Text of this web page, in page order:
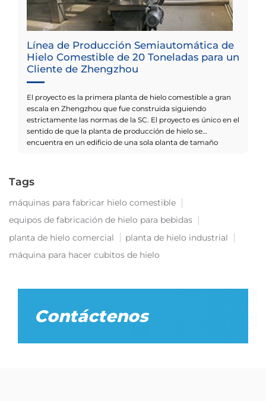
Línea de Producción Semiautomática de
Hielo Comestible de 20 Toneladas para un
Cliente de Zhengzhou
El proyecto es la primera planta de hielo comestible a gran
escala en Zhengzhou que fue construida siguiendo
estrictamente las normas de la SC. El proyecto es único en el
sentido de que la planta de producción de hielo se
encuentra en un edificio de una sola planta de tamaño
Tags
máquinas para fabricar hielo comestible
equipos de fabricación de hielo para bebidas
planta de hielo comercial
planta de hielo industrial
máquina para hacer cubitos de hielo
Contáctenos